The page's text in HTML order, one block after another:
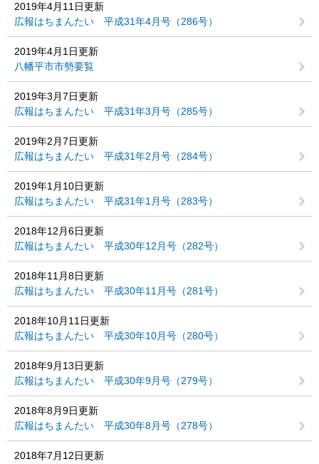
2019年4月11日更新
広報はちまんたい 平成31年4月号（286号）
2019年4月1日更新
八幡平市市勢要覧
2019年3月7日更新
広報はちまんたい 平成31年3月号（285号）
2019年2月7日更新
広報はちまんたい 平成31年2月号（284号）
2019年1月10日更新
広報はちまんたい 平成31年1月号（283号）
2018年12月6日更新
広報はちまんたい 平成30年12月号（282号）
2018年11月8日更新
広報はちまんたい 平成30年11月号（281号）
2018年10月11日更新
広報はちまんたい 平成30年10月号（280号）
2018年9月13日更新
広報はちまんたい 平成30年9月号（279号）
2018年8月9日更新
広報はちまんたい 平成30年8月号（278号）
2018年7月12日更新